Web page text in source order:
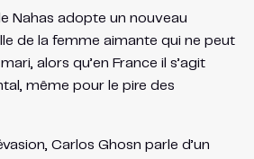
Nahas adopte un nouveau
de la femme aimante qui ne peut
alors qu’en France il s’agit
même pour le pire des
Carlos Ghosn parle d’un